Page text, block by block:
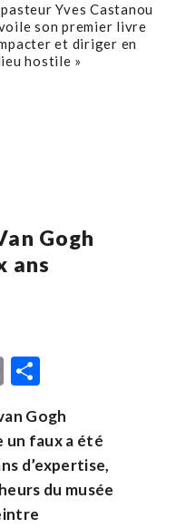
Yves Castanou
son premier livre
et diriger en
hostile »
Gogh
ans
Email
Gogh
un faux a été
d’expertise,
du musée